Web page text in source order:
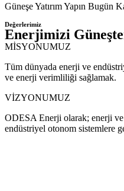
Güneşe Yatırım Yapın Bugün
Değerlerimiz
Enerjimizi
MİSYONUMUZ
Tüm dünyada enerji ve
ve enerji verimliliği sağlamak.
VİZYONUMUZ
ODESA Enerji olarak; enerji ve
endüstriyel otonom sistemlere